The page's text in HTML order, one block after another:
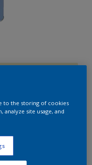
to the storing of cookies
site usage, and